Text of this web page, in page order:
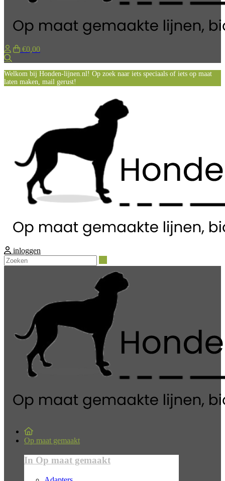
€0,00
Welkom bij Honden-lijnen.nl! Op zoek naar iets speciaals of iets op maat
laten maken, mail gerust!
inloggen
Op maat gemaakt
In Op maat gemaakt